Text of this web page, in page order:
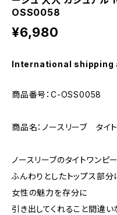
OSS0058
¥6,980
International shipping
商品番号：C-OSS0058
商品名：ノースリーブ タイ
ノースリーブのタイトワンピー
ふんわりとしたトップス部分
女性の魅力を存分に
引き出してくれること間違い